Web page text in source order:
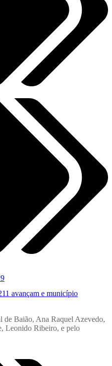
avançam e município
de Baião, Ana Raquel Azevedo,
Leonido Ribeiro, e pelo